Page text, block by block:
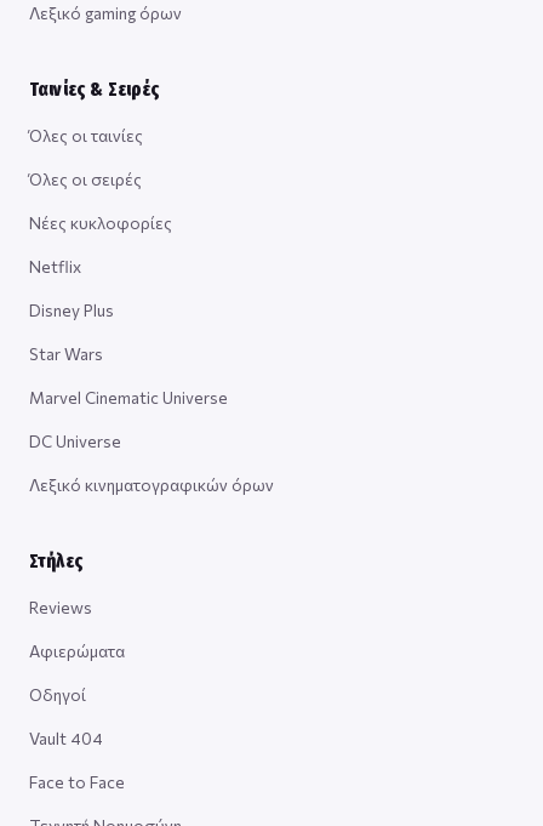
Λεξικό gaming όρων
Ταινίες & Σειρές
Όλες οι ταινίες
Όλες οι σειρές
Νέες κυκλοφορίες
Netflix
Disney Plus
Star Wars
Marvel Cinematic Universe
DC Universe
Λεξικό κινηματογραφικών όρων
Στήλες
Reviews
Αφιερώματα
Οδηγοί
Vault 404
Face to Face